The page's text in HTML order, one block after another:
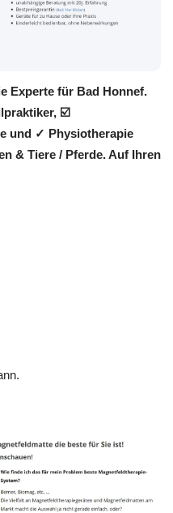
Experte für Bad Honnef.
☑️
und ✓ Physiotherapie
& Tiere / Pferde. Auf Ihren